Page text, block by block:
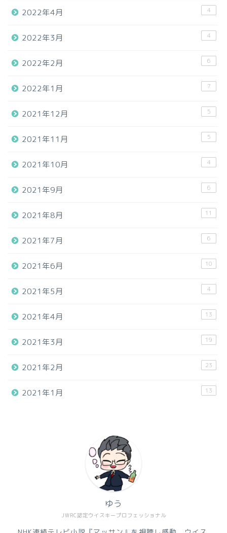
2022年4月 4
2022年3月 4
2022年2月 6
2022年1月 7
2021年12月 5
2021年11月 5
2021年10月 4
2021年9月 6
2021年8月 11
2021年7月 6
2021年6月 10
2021年5月 4
2021年4月 13
2021年3月 19
2021年2月 23
2021年1月 13
JWRC認定ウイスキープロフェッショナル
ゆう